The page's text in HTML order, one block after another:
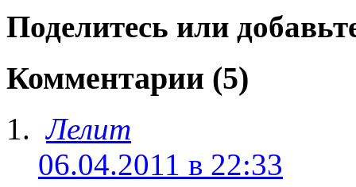
Поделитесь или
Комментарии (5)
Лелит
06.04.2011 в 22:33